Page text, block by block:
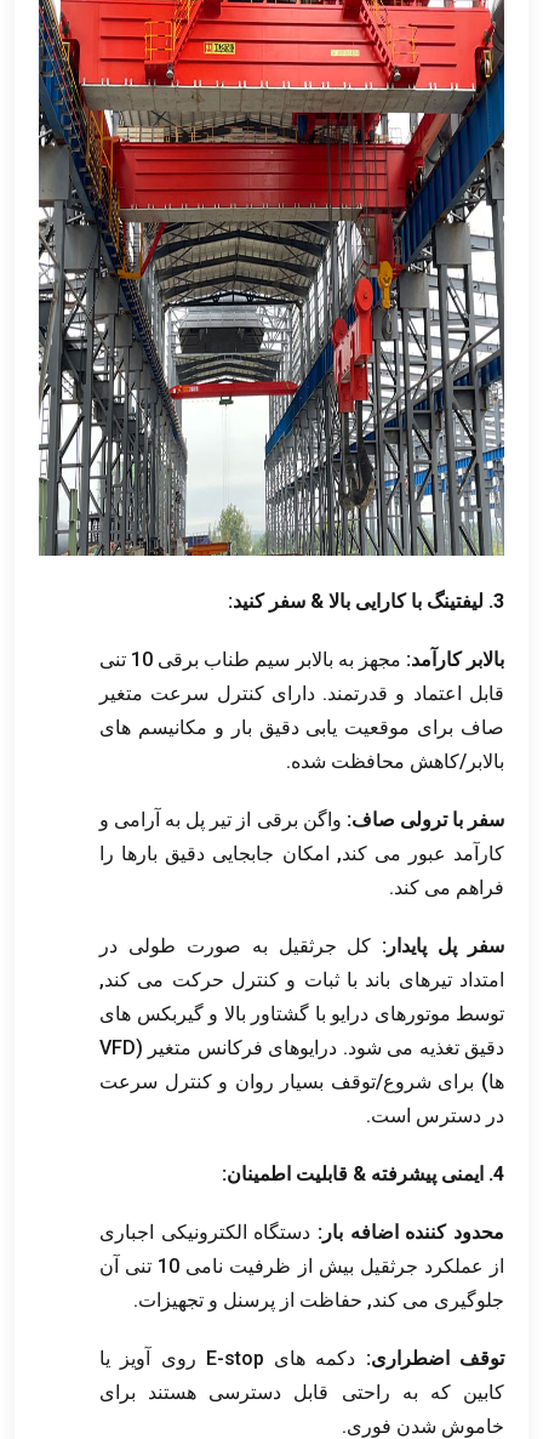
3. لیفتینگ با کارایی بالا & سفر کنید:
بالابر کارآمد:
مجهز به بالابر سیم طناب برقی 10 تنی
قابل اعتماد و قدرتمند. دارای کنترل سرعت متغیر
صاف برای موقعیت یابی دقیق بار و مکانیسم های
بالابر/کاهش محافظت شده.
سفر با ترولی صاف: واگن برقی از تیر پل به آرامی و
کارآمد عبور می کند, امکان جابجایی دقیق بارها را
فراهم می کند.
سفر پل پایدار: کل جرثقیل به صورت طولی در
امتداد تیرهای باند با ثبات و کنترل حرکت می کند,
توسط موتورهای درایو با گشتاور بالا و گیربکس های
دقیق تغذیه می شود. درایوهای فرکانس متغیر (VFD
ها) برای شروع/توقف بسیار روان و کنترل سرعت
در دسترس است.
4. ایمنی پیشرفته & قابلیت اطمینان:
محدود کننده اضافه بار: دستگاه الکترونیکی اجباری
از عملکرد جرثقیل بیش از ظرفیت نامی 10 تنی آن
جلوگیری می کند, حفاظت از پرسنل و تجهیزات.
توقف اضطراری:
دکمه های E-stop روی آویز یا
کابین که به راحتی قابل دسترسی هستند برای
خاموش شدن فوری.